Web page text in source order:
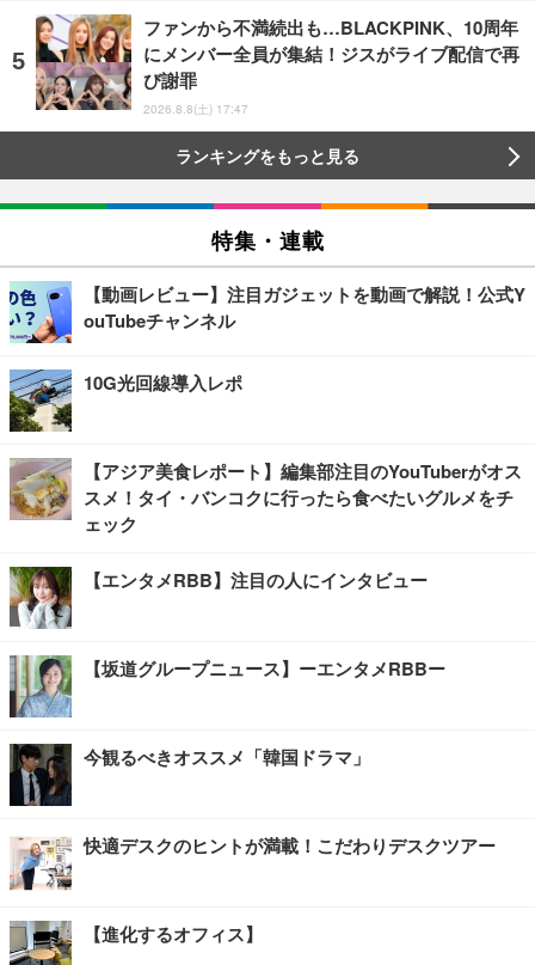
ファンから不満続出も…BLACKPINK、10周年
にメンバー全員が集結！ジスがライブ配信で再
び謝罪
2026.8.8(土) 17:47
ランキングをもっと見る
特集・連載
【動画レビュー】注目ガジェットを動画で解説！公式Y
ouTubeチャンネル
10G光回線導入レポ
【アジア美食レポート】編集部注目のYouTuberがオス
スメ！タイ・バンコクに行ったら食べたいグルメをチ
ェック
【エンタメRBB】注目の人にインタビュー
【坂道グループニュース】ーエンタメRBBー
今観るべきオススメ「韓国ドラマ」
快適デスクのヒントが満載！こだわりデスクツアー
【進化するオフィス】